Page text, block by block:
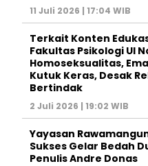
11 Juli 2026 | 17:04 WIB
Terkait Konten
Fakultas Psikologi UI
Homoseksualitas,
Kutuk Keras, Desak
Bertindak
2 Juli 2026 | 19:02 WIB
Yayasan
Sukses Gelar Bedah
Penulis Andre Donas